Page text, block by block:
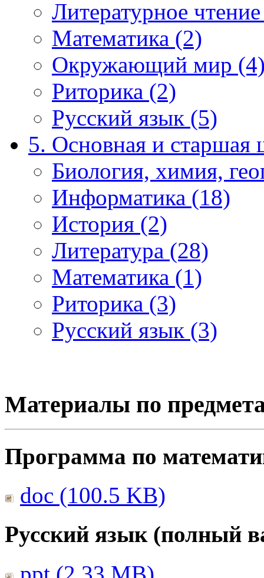
Литературное
Математика (2)
Окружающий мир
Риторика (2)
Русский язык (5)
5. Основная и старшая
Биология, химия,
Информатика (18)
История (2)
Литература (28)
Математика (1)
Риторика (3)
Русский язык (3)
Материалы по
Программа по
doc (100.5 KB)
Русский язык (полный